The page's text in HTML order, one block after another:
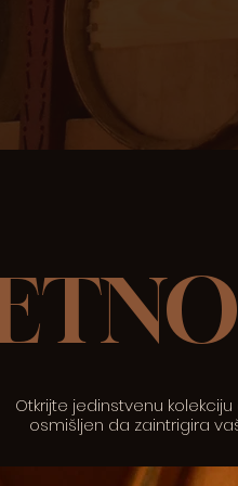
Otkrijte jedinstvenu
osmišljen da zaintrigira